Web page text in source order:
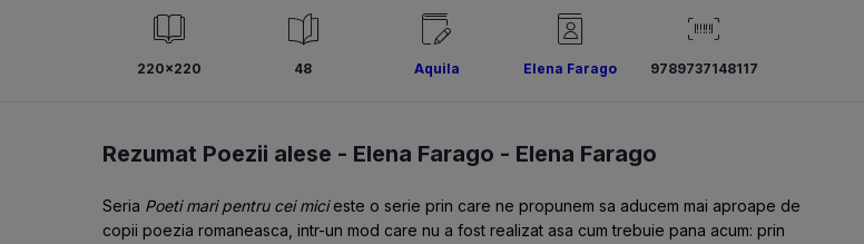
220x220 48 Aquila Elena Farago 9789737148117
Rezumat Poezii alese - Elena Farago - Elena Farago
Seria Poeti mari pentru cei mici este o serie prin care ne propunem sa aducem mai aproape de
copii poezia romaneasca, intr-un mod care nu a fost realizat asa cum trebuie pana acum: prin